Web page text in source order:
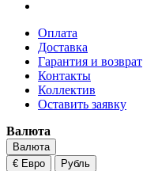
Оплата
Доставка
Гарантия и возврат
Контакты
Коллектив
Оставить заявку
Валюта
Валюта
€ Евро
Рубль